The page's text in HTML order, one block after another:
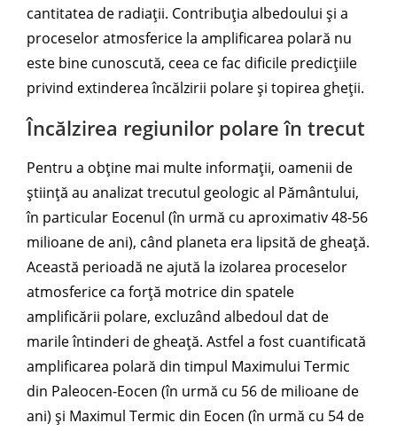
cantitatea de radiații. Contribuția albedoului și a
proceselor atmosferice la amplificarea polară nu
este bine cunoscută, ceea ce fac dificile predicțiile
privind extinderea încălzirii polare și topirea gheții.
Încălzirea regiunilor polare în trecut
Pentru a obține mai multe informații, oamenii de
știință au analizat trecutul geologic al Pământului,
în particular Eocenul (în urmă cu aproximativ 48-56
milioane de ani), când planeta era lipsită de gheață.
Această perioadă ne ajută la izolarea proceselor
atmosferice ca forță motrice din spatele
amplificării polare, excluzând albedoul dat de
marile întinderi de gheață. Astfel a fost cuantificată
amplificarea polară din timpul Maximului Termic
din Paleocen-Eocen (în urmă cu 56 de milioane de
ani) și Maximul Termic din Eocen (în urmă cu 54 de